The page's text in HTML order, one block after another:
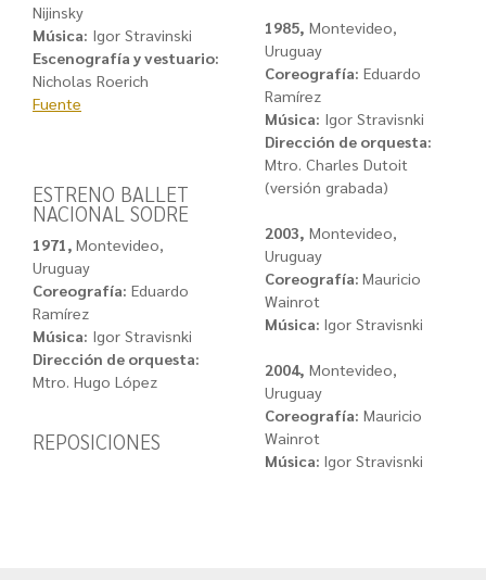
Nijinsky
Música: Igor Stravinski
Escenografía y vestuario:
Nicholas Roerich
Fuente
ESTRENO BALLET
NACIONAL SODRE
1971, Montevideo,
Uruguay
Coreografía: Eduardo
Ramírez
Música: Igor Stravisnki
Dirección de orquesta:
Mtro. Hugo López
REPOSICIONES
1985, Montevideo,
Uruguay
Coreografía: Eduardo
Ramírez
Música: Igor Stravisnki
Dirección de orquesta:
Mtro. Charles Dutoit
(versión grabada)
2003, Montevideo,
Uruguay
Coreografía: Mauricio
Wainrot
Música: Igor Stravisnki
2004, Montevideo,
Uruguay
Coreografía: Mauricio
Wainrot
Música: Igor Stravisnki